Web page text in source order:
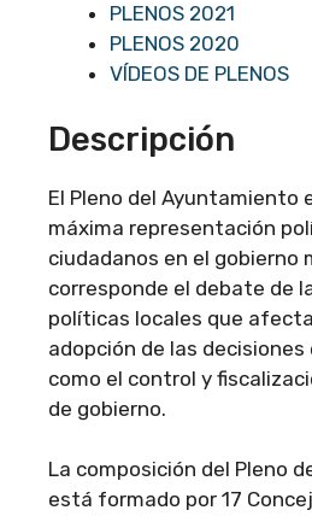
PLENOS 2021
PLENOS 2020
VÍDEOS DE PLENOS
Descripción
El Pleno del Ayuntamiento
máxima representación
ciudadanos en el gobierno
corresponde el debate de
políticas locales que
adopción de las
como el control y
de gobierno.
La composición del Pleno
está formado por 17